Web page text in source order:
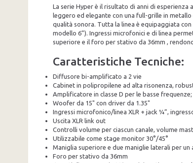
La serie Hyper è il risultato di anni di
leggero ed elegante con una full-grille in
qualità sonora. Tutta la linea è equipaggiata
modello 6”). Ingressi microfonici e di linea
superiore e il foro per stativo da 36mm ,
Caratteristiche Tecniche:
Diffusore bi-amplificato a 2 vie
Cabinet in polipropilene ad alta risonenza,
Amplificatore in classe D per le basse
Woofer da 15" con driver da 1.35"
Ingressi microfonico/linea XLR + jack ¼”,
Uscita XLR link out
Controlli volume per ciascun canale, volume
Utilizzabile come stage monitor 30°/45°
Maniglia superiore e due maniglie laterali per
Foro per stativo da 36mm